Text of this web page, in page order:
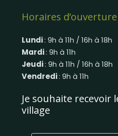
Horaires d’ouverture
Lundi: 9h à 11h / 16h à 18h
Mardi: 9h à 11h
Jeudi: 9h à 11h / 16h à 18h
Vendredi: 9h à 11h
Je souhaite recevoir
village